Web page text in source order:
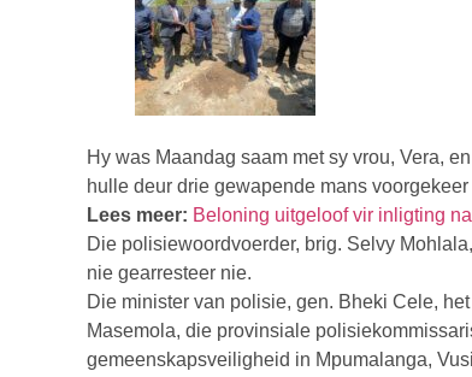
Hy was Maandag saam met sy vrou, Vera,
hulle deur drie gewapende mans voorgekeer
Lees meer: Beloning uitgeloof vir inligting
Die polisiewoordvoerder, brig. Selvy
nie gearresteer nie.
Die minister van polisie, gen. Bheki Cele,
Masemola, die provinsiale
gemeenskapsveiligheid in Mpumalanga,